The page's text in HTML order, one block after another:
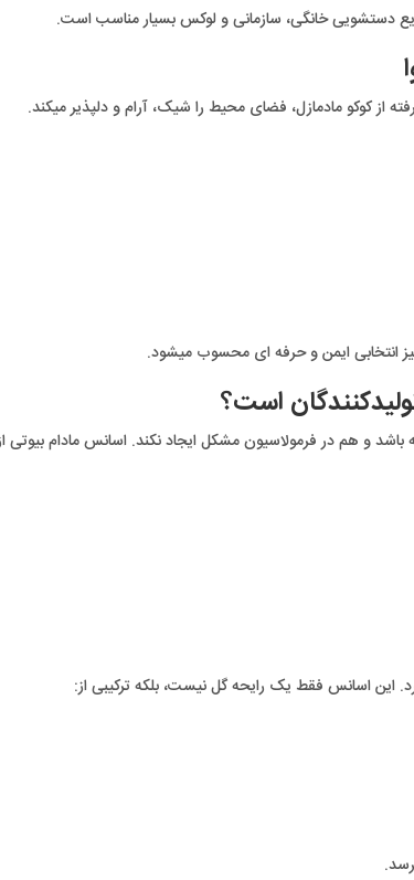
مایع دستشویی خانگی، سازمانی و لوکس بسیار مناسب است.
از کوکو مادمازل، فضای محیط را شیک، آرام و دلپذیر میکند.
انتخابی ایمن و حرفه ای محسوب میشود.
است؟
و هم در فرمولاسیون مشکل ایجاد نکند. اسانس مادام بیوتی
این اسانس فقط یک رایحه گل نیست، بلکه ترکیبی از: